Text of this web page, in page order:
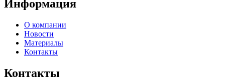
Информация
О компании
Новости
Материалы
Контакты
Контакты